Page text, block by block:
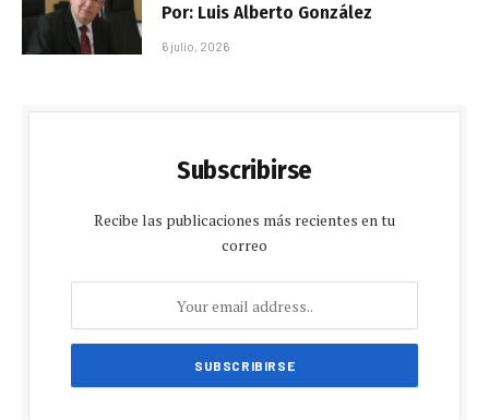
Por: Luis Alberto González
6 julio, 2026
Subscribirse
Recibe las publicaciones más recientes en tu
correo